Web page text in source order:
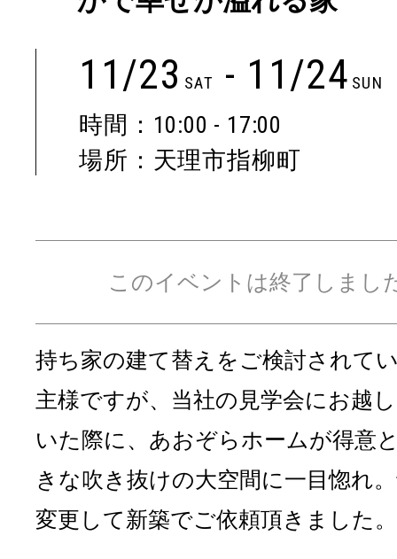
11/23 SAT - 11/24 SUN
時間：10:00 - 17:00
場所：天理市指柳町
このイベントは終了しまし
持ち家の建て替えをご検討されて
主様ですが、当社の見学会にお越
いた際に、あおぞらホームが得意
きな吹き抜けの大空間に一目惚れ
変更して新築でご依頼頂きました。